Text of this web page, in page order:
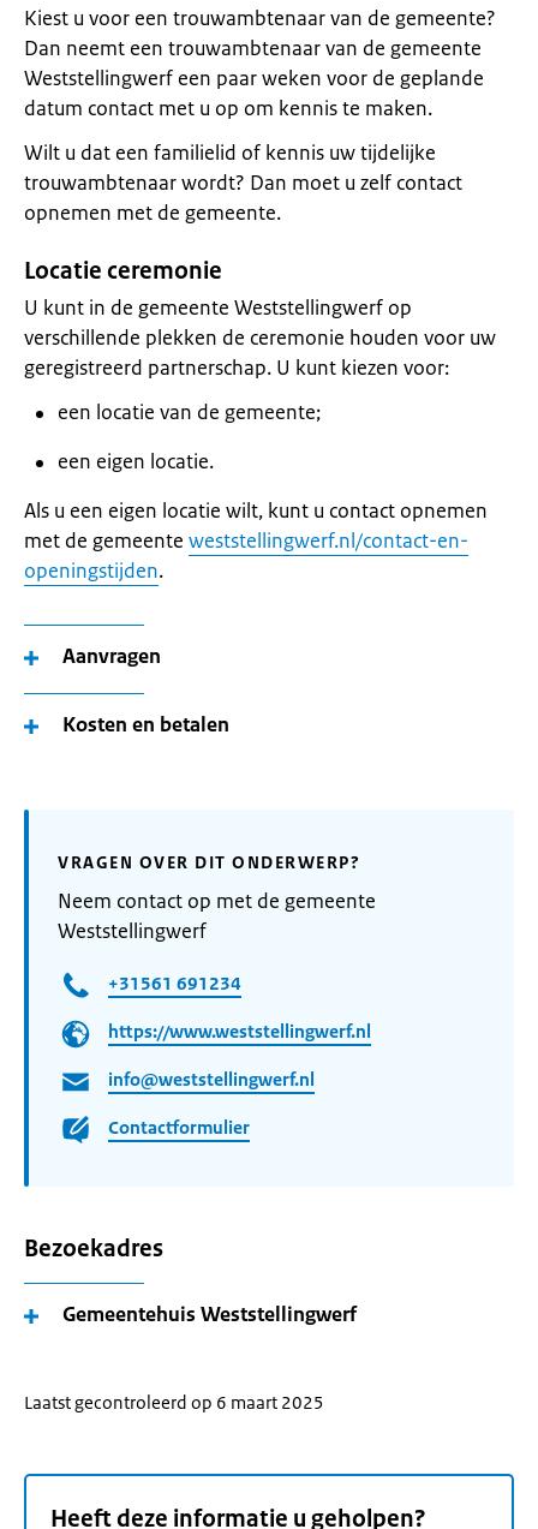
Kiest u voor een trouwambtenaar van de gemeente?
Dan neemt een trouwambtenaar van de gemeente
Weststellingwerf een paar weken voor de geplande
datum contact met u op om kennis te maken.
Wilt u dat een familielid of kennis uw tijdelijke
trouwambtenaar wordt? Dan moet u zelf contact
opnemen met de gemeente.
Locatie ceremonie
U kunt in de gemeente Weststellingwerf op
verschillende plekken de ceremonie houden voor uw
geregistreerd partnerschap. U kunt kiezen voor:
een locatie van de gemeente;
een eigen locatie.
Als u een eigen locatie wilt, kunt u contact opnemen
met de gemeente weststellingwerf.nl/contact-en-
openingstijden.
Aanvragen
Kosten en betalen
VRAGEN OVER DIT ONDERWERP?
Neem contact op met de gemeente
Weststellingwerf
+31561 691234
https://www.weststellingwerf.nl
info@weststellingwerf.nl
Contactformulier
Bezoekadres
Gemeentehuis Weststellingwerf
Laatst gecontroleerd op 6 maart 2025
Heeft deze informatie u geholpen?